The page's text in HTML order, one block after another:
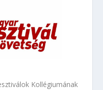
Kollégiumának